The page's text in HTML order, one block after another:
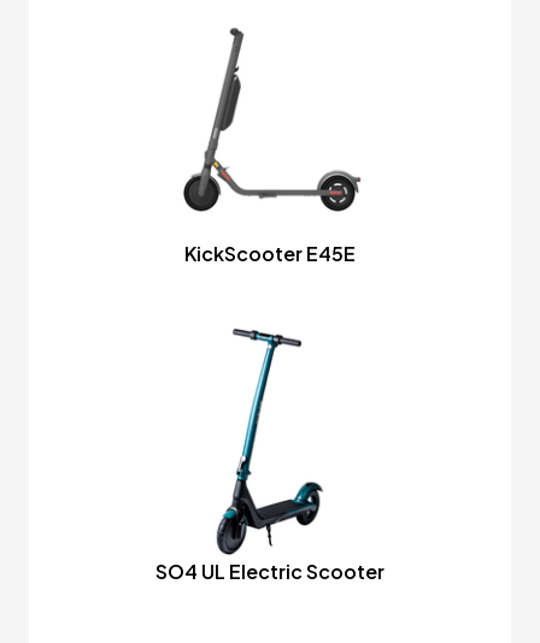
KickScooter E45E
SO4 UL Electric Scooter